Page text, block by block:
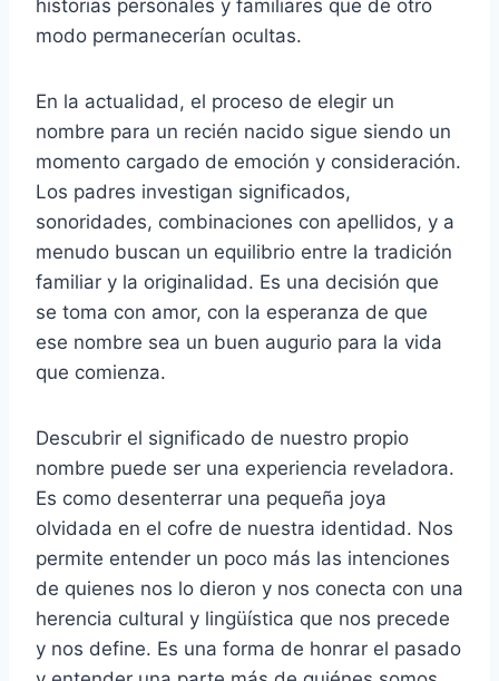
historias personales y familiares que de otro
modo permanecerían ocultas.
En la actualidad, el proceso de elegir un
nombre para un recién nacido sigue siendo un
momento cargado de emoción y consideración.
Los padres investigan significados,
sonoridades, combinaciones con apellidos, y a
menudo buscan un equilibrio entre la tradición
familiar y la originalidad. Es una decisión que
se toma con amor, con la esperanza de que
ese nombre sea un buen augurio para la vida
que comienza.
Descubrir el significado de nuestro propio
nombre puede ser una experiencia reveladora.
Es como desenterrar una pequeña joya
olvidada en el cofre de nuestra identidad. Nos
permite entender un poco más las intenciones
de quienes nos lo dieron y nos conecta con una
herencia cultural y lingüística que nos precede
y nos define. Es una forma de honrar el pasado